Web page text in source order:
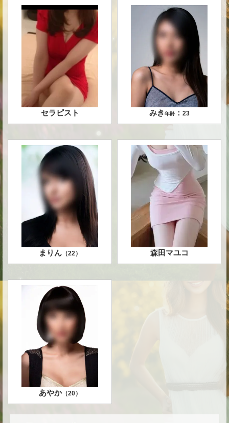
セラピスト みき年齢： 23
まりん（22） 森田マユコ
あやか（20）